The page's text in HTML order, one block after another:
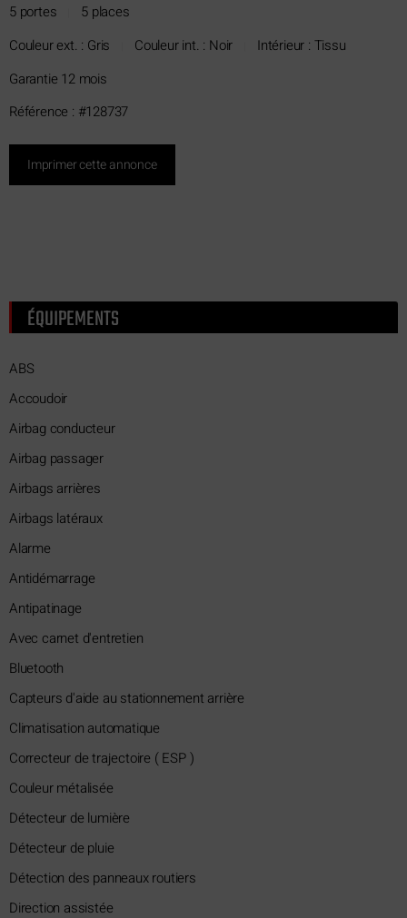
5 portes
5 places
Couleur ext. : Gris
Couleur int. : Noir
Intérieur : Tissu
Garantie 12 mois
Référence : #128737
Imprimer cette annonce
ÉQUIPEMENTS
ABS
Accoudoir
Airbag conducteur
Airbag passager
Airbags arrières
Airbags latéraux
Alarme
Antidémarrage
Antipatinage
Avec carnet d'entretien
Bluetooth
Capteurs d'aide au stationnement arrière
Climatisation automatique
Correcteur de trajectoire ( ESP )
Couleur métalisée
Détecteur de lumière
Détecteur de pluie
Détection des panneaux routiers
Direction assistée